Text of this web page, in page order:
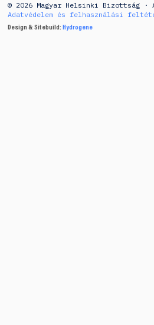
© 2026 Magyar Helsinki Bizottság
Adatvédelem és felhasználási
Design & Sitebuild: Hydrogene